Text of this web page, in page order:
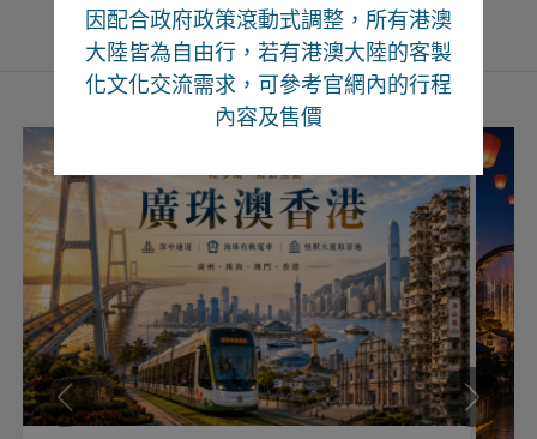
因配合政府政策滾動式調整，所有港澳
大陸皆為自由行，若有港澳大陸的客製
化文化交流需求，可參考官網內的行程
內容及售價
Recommend